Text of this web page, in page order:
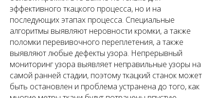
эффективного ткацкого процесса, но и на
последующих этапах процесса. Специальные
алгоритмы выявляют неровности кромки, а также
поломки перевивочного переплетения, а также
выявляют любые дефекты узора. Непрерывный
мониторинг узора выявляет неправильные узоры на
самой ранней стадии, поэтому ткацкий станок может
быть остановлен и проблема устранена до того, как